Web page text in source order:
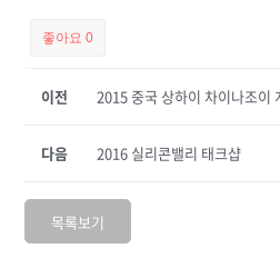
좋아요0
이전 2015 중국 상하이 차이나조이
2016 실리콘밸리 태크샵
다음
목록보기